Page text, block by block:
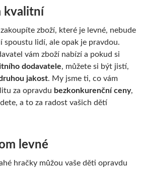
kvalitní
zboží, které je levné, nebude
spoustu lidí, ale opak je pravdou.
vám zboží nabízí a pokud si
dodavatele, můžete si být jistí,
jakost. My jsme ti, co vám
za opravdu bezkonkurenční ceny,
a to za radost vašich dětí
levné
hračky můžou vaše děti opravdu